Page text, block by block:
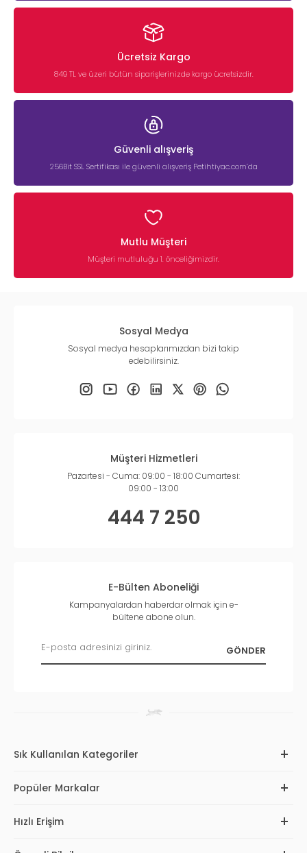
Ücretsiz Kargo
849 TL ve üzeri bütün siparişlerinizde kargo ücretsizdir.
Güvenli alışveriş
256Bit SSL Sertifikası ile güvenli alışveriş Petihtiyac.com’da
Mutlu Müşteri
Müşteri mutluluğu 1. önceliğimizdir.
Sosyal Medya
Sosyal medya hesaplarımızdan bizi takip
edebilirsiniz.
Müşteri Hizmetleri
Pazartesi - Cuma: 09:00 - 18:00 Cumartesi:
09:00 - 13:00
444 7 250
E-Bülten Aboneliği
Kampanyalardan haberdar olmak için e-
bültene abone olun.
Sık Kullanılan Kategoriler
Popüler Markalar
Hızlı Erişim